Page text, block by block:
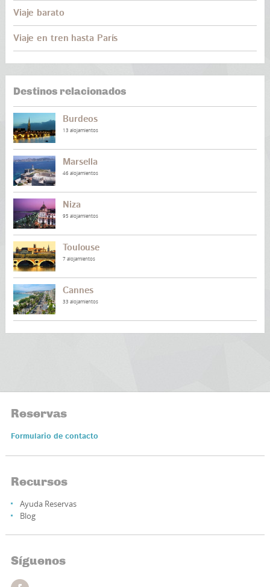
Viaje barato
Viaje en tren hasta París
Destinos relacionados
Burdeos
13 alojamientos
Marsella
46 alojamientos
Niza
95 alojamientos
Toulouse
7 alojamientos
Cannes
33 alojamientos
Reservas
Formulario de contacto
Recursos
Ayuda Reservas
Blog
Síguenos